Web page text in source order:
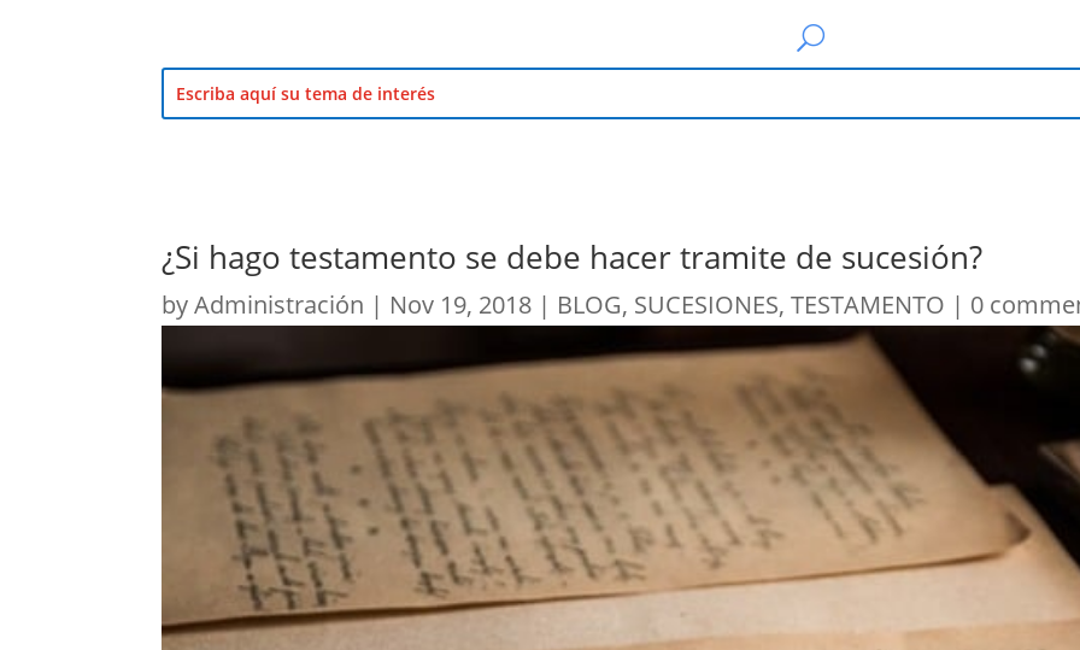
¿Si hago testamento se debe hacer tramite de sucesión?
byAdministración | Nov 19, 2018 | BLOG, SUCESIONES,TESTAMENTO | 0